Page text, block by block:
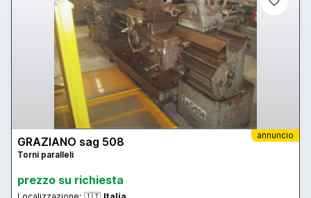
annuncio
GRAZIANO sag 508
Torni paralleli
prezzo su richiesta